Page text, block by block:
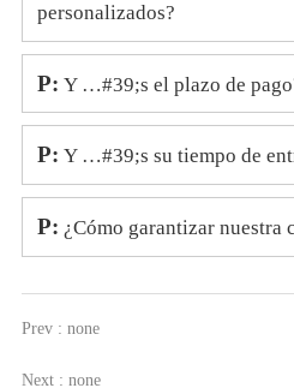
personalizados?
P: Y …#39;s el plazo de
P: Y …#39;s su tiempo de
P: ¿Cómo garantizar nuestra
Prev : none
Next : none